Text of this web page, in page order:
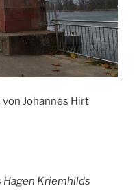
Johannes Hirt
Hagen Kriemhilds